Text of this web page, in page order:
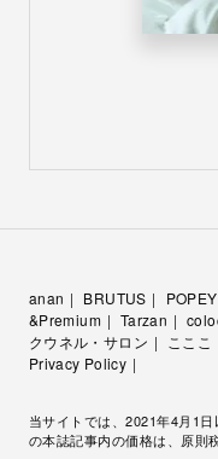
anan BRUTUS
&Premium
Tarzan
クウネル・サロン
こここ
Privacy Policy
当サイトでは、2021年4月1
の本誌記事内の価格は、原則